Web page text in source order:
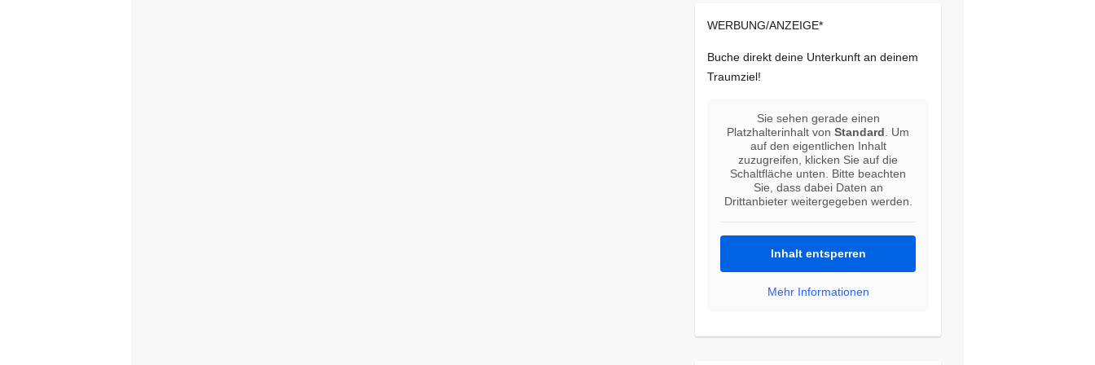
WERBUNG/ANZEIGE*
Buche direkt deine Unterkunft an deinem
Traumziel!
Sie sehen gerade einen
Platzhalterinhalt vonStandard . Um
auf den eigentlichen Inhalt
zuzugreifen, klicken Sie auf die
Schaltfläche unten. Bitte beachten
Sie, dass dabei Daten an
Drittanbieter weitergegeben werden.
Inhalt entsperren
Mehr Informationen